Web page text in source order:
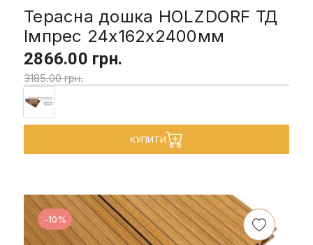
Терасна дошка HOLZDORF ТД
Імпрес 24х162х2400мм
2866.00 грн.
3185.00 грн.
КУПИТИ
-10%